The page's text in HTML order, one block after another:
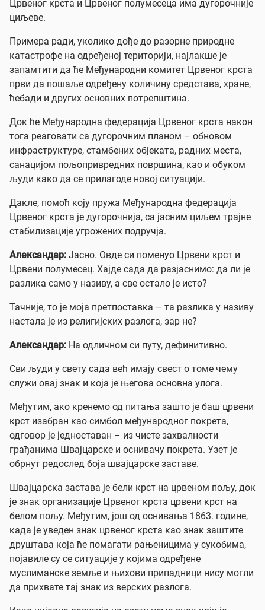
Црвеног крста и Црвеног полумесеца има дугорочније
циљеве.
Примера ради, уколико дође до разорне природне
катастрофе на одређеној територији, најлакше је
запамтити да ће Међународни комитет Црвеног крста
први да пошаље одређену количину средстава, хране,
ћебади и других основних потрепштина.
Док ће Међународна федерација Црвеног крста након
тога реаговати са дугорочним планом – обновом
инфраструктуре, стамбених објеката, радних места,
санацијом пољопривредних површина, као и обуком
људи како да се прилагоде новој ситуацији.
Дакле, помоћ коју пружа Међународна федерација
Црвеног крста је дугорочнија, са јасним циљем трајне
стабилизације угрожених подручја.
Александар: Јасно. Овде си поменуо Црвени крст и
Црвени полумесец. Хајде сада да разјаснимо: да ли је
разлика само у називу, а све остало је исто?
Тачније, то је моја претпоставка – та разлика у називу
настала је из религијских разлога, зар не?
Александар: На одличном си путу, дефинитивно.
Сви људи у свету сада већ имају свест о томе чему
служи овај знак и која је његова основна улога.
Међутим, ако кренемо од питања зашто је баш црвени
крст изабран као симбол међународног покрета,
одговор је једноставан – из чисте захвалности
грађанима Швајцарске и оснивачу покрета. Узет је
обрнут редослед боја швајцарске заставе.
Швајцарска застава је бели крст на црвеном пољу, док
је знак организације Црвеног крста црвени крст на
белом пољу. Међутим, још од оснивања 1863. године,
када је уведен знак црвеног крста као знак заштите
друштава која ће помагати рањеницима у сукобима,
појавиле су се ситуације у којима одређене
муслиманске земље и њихови припадници нису могли
да прихвате тај знак из верских разлога.